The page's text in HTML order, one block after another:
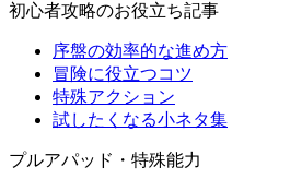
初心者攻略のお役立ち記事
序盤の効率的な進め方
冒険に役立つコツ
特殊アクション
試したくなる小ネタ集
プルアパッド・特殊能力